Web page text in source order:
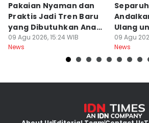
Pakaian Nyaman dan
Praktis Jadi Tren Baru
yang Dibutuhkan Anak
Muda
09 Agu 2026, 15:24 WIB
News
Ulang
09 Agu
News